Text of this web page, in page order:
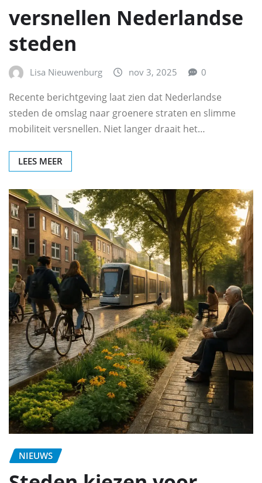
versnellen Nederlandse
steden
Lisa Nieuwenburg nov 3, 2025 0
Recente berichtgeving laat zien dat Nederlandse
steden de omslag naar groenere straten en slimme
mobiliteit versnellen. Niet langer draait het…
LEES MEER
NIEUWS